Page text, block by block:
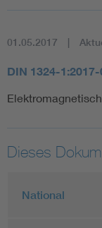
01.05.2017
DIN 1324-
Dieses
National